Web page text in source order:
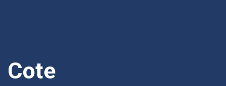
Cote